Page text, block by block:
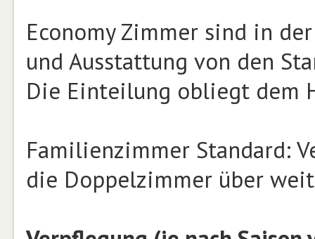
Economy Zimmer sind in
und Ausstattung von den
Die Einteilung obliegt dem
Familienzimmer Standard:
die Doppelzimmer über